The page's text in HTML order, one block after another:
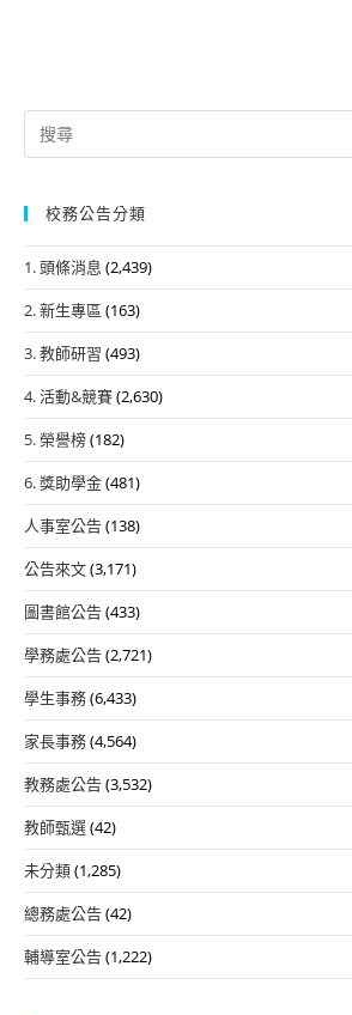
Search
for:
校務公告分類
1. 頭條消息 (2,439)
2. 新生專區 (163)
3. 教師研習 (493)
4. 活動&競賽(2,630)
5. 榮譽榜(182)
6. 獎助學金(481)
人事室公告(138)
公告來文(3,171)
圖書館公告(433)
學務處公告(2,721)
學生事務(6,433)
家長事務(4,564)
教務處公告(3,532)
教師甄選(42)
未分類(1,285)
總務處公告(42)
輔導室公告(1,222)